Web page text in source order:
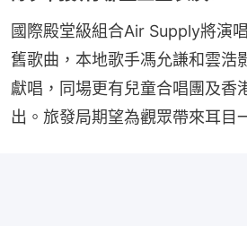
國際殿堂級組合Air Supply將演
舊歌曲，本地歌手馮允謙和雲浩
獻唱，同場更有兒童合唱團及香
出。旅發局期望為觀眾帶來耳目